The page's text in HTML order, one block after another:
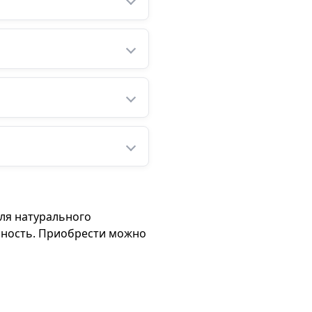
натурального
Приобрести можно